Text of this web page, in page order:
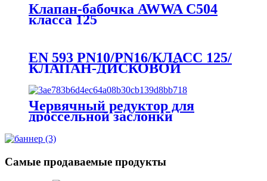
Клапан-бабочка AWWA C504
класса 125
EN 593 PN10/PN16/КЛАСС 125/
КЛАПАН-ДИСКОВОЙ
КЛАПАН С
ПРОКЛАДОЧНЫМ ВАЛОМ
Червячный редуктор для
дроссельной заслонки
Самые продаваемые продукты